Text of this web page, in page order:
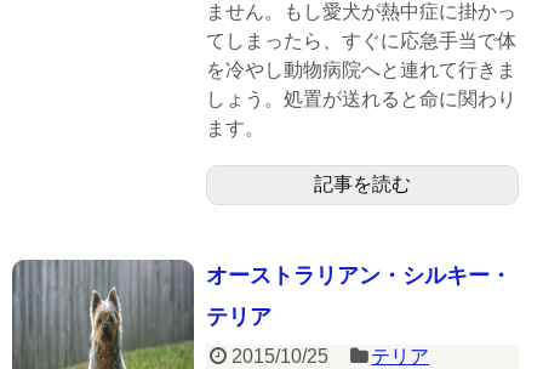
ません。もし愛犬が熱中症に掛かっ
てしまったら、すぐに応急手当で体
を冷やし動物病院へと連れて行きま
しょう。処置が送れると命に関わり
ます。
記事を読む
オーストラリアン・シルキー・
テリア
2015/10/25
テリア